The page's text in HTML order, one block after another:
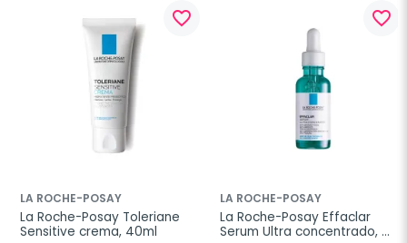
favorite_border
LA ROCHE-POSAY
La Roche-Posay Toleriane
Sensitive crema, 40ml
favorite_border
LA ROCHE-POSAY
La Roche-Posay Effaclar
Serum Ultra concentrado,